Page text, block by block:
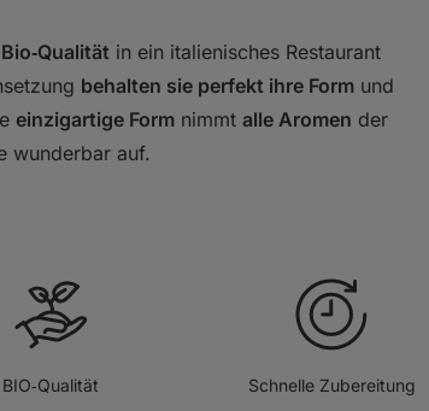
in ein italienisches Restaurant
behalten sie perfekt ihre Form und
einzigartige Form nimmt alle Aromen der
wunderbar auf.
BIO‑Qualität Schnelle Zubereitung